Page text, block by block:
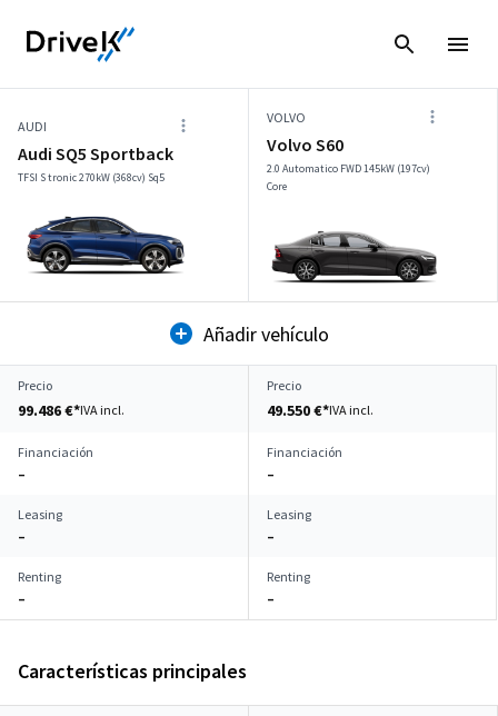
AUDI
Audi SQ5 Sportback
TFSI S tronic 270kW (368cv) Sq5
VOLVO
Volvo S60
2.0 Automatico FWD 145kW (197cv)
Core
Añadir vehículo
Precio
99.486 €*IVA incl.
Precio
49.550 €*IVA incl.
Financiación
–
Financiación
–
Leasing
–
Leasing
–
Renting
–
Renting
–
Características principales